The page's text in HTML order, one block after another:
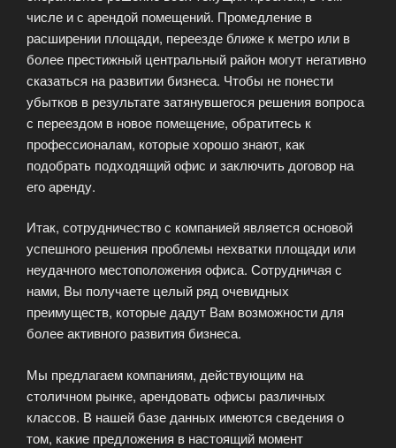
числе и с арендой помещений. Промедление в
расширении площади, переезде ближе к метро или в
более престижный центральный район могут негативно
сказаться на развитии бизнеса. Чтобы не понести
убытков в результате затянувшегося решения вопроса
с переездом в новое помещение, обратитесь к
профессионалам, которые хорошо знают, как
подобрать подходящий офис и заключить договор на
его аренду.
Итак, сотрудничество с компанией является основой
успешного решения проблемы нехватки площади или
неудачного местоположения офиса. Сотрудничая с
нами, Вы получаете целый ряд очевидных
преимуществ, которые дадут Вам возможности для
более активного развития бизнеса.
Мы предлагаем компаниям, действующим на
столичном рынке, арендовать офисы различных
классов. В нашей базе данных имеются сведения о
том, какие предложения в настоящий момент